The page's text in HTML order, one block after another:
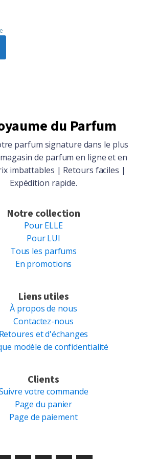
du Parfum
parfum signature dans le plus
de parfum en ligne et en
imbattables | Retours faciles |
Expédition rapide.
Notre collection
Pour ELLE
Pour LUI
Tous les parfums
En promotions
Liens utiles
À propos de nous
Contactez-nous
Retoures et d'échanges
modèle de confidentialité
Clients
votre commande
Page du panier
Page de paiement